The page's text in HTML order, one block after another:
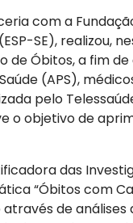
com a
SE), realizou,
de Óbitos, a fim
(APS),
pelo
o objetivo de
das
“Óbitos com
de análises